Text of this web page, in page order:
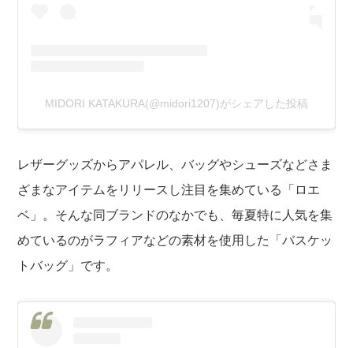
MIDORI KATAKURA(@midori1207)がシェアした投稿
レザーグッズからアパレル、バッグやシューズなどさま
ざまなアイテムをリリースし注目を集めている「ロエ
ベ」。そんな同ブランドのなかでも、毎夏特に人気を集
めているのがラフィアなどの素材を使用した「バスケッ
トバッグ」です。